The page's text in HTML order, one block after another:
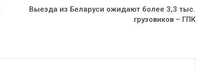
Выезда из Беларуси ожидают более 3,3 тыс.
грузовиков – ГПК